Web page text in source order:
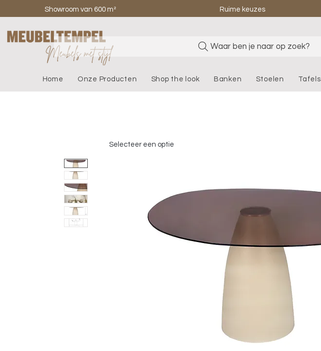
Showroom van 600 m² Ruime keuzes
Waar ben je naar op zoek?
Home Onze Producten Shop the look Banken Stoelen Tafels
Selecteer een optie